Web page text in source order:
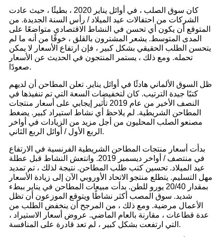
كان سوق الصلب ، في أوائل يناير 2020 ، بطيئًا ، حيث عادت
الشركات من احتفالات عيد الميلاد / رأس السنة الجديدة. من
المتوقع أن يكون أي تحسن في النشاط الاقتصادي متواضعًا على
المدى المتوسط. يشعر المشترون بالقلق ، خوفًا من أنه ما لم
يتحسن الطلب الحقيقي بشكل كبير ، فإن ارتفاع الأسعار لا يمكن
تحمله. ومع ذلك ، يستمر المنتجون في الحديث عن الأسعار
صعودًا.
ظل السوق الألماني هادئًا في أوائل يناير. تعلن المطاحن أن لديهم
كتبًا جيدة الترتيب. كان لتخفيضات السعة التي تم تنفيذها في
النصف الأخير من عام 2019 تأثير إيجابي على أسعار منتجات
المطاحن الشريطية. لم يلاحظ أي نشاط استيراد كبير. يضغط
مصنعو الصلب المحليون من أجل مزيد من الزيادات في أواخر
الربع الأول / أوائل الربع الثاني.
بدأت أسعار منتجات المطاحن الشريطية الفرنسية في الارتفاع
في منتصف / أواخر ديسمبر 2019. وانتعش النشاط قبل عطلة
عيد الميلاد. تحسين كتب طلب المطاحن. نتيجة لذلك ، تم تمديد
مهل التسليم. يتطلع منتجو الاتحاد الأوروبي الآن إلى زيادة الأسعار
بمقدار 20/40 يورو للطن. بدأت مبيعات المطاحن في يناير ببطء
شديد. سوق المصب أكثر نشاطًا ويتوقع الموزعون أن تظل
الأعمال مرضية. ومع ذلك ، من المرجح أن ينخفض ​​الطلب من
عدة قطاعات ، مقارنة بالعام الماضي. عروض أسعار الاستيراد ،
التي ارتفعت بشكل كبير ، لم تعد قادرة على المنافسة.